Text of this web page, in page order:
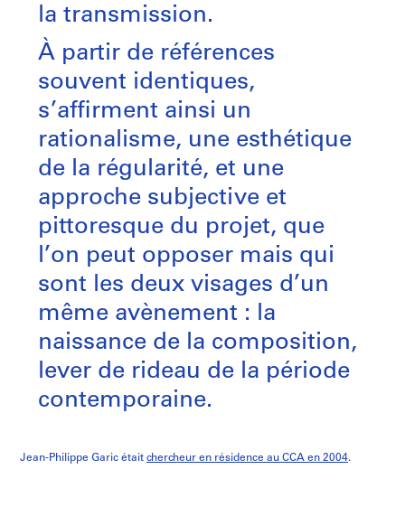
la transmission.
À partir de références
souvent identiques,
s’affirment ainsi un
rationalisme, une esthétique
de la régularité, et une
approche subjective et
pittoresque du projet, que
l’on peut opposer mais qui
sont les deux visages d’un
même avènement : la
naissance de la composition,
lever de rideau de la période
contemporaine.
Jean-Philippe Garic était chercheur en résidence au CCA en 2004.